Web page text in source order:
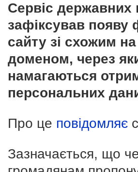
Сервіс державних
зафіксував появу
сайту зі схожим
доменом, через
намагаються
персональних
Про це повідомляє
Зазначається, що